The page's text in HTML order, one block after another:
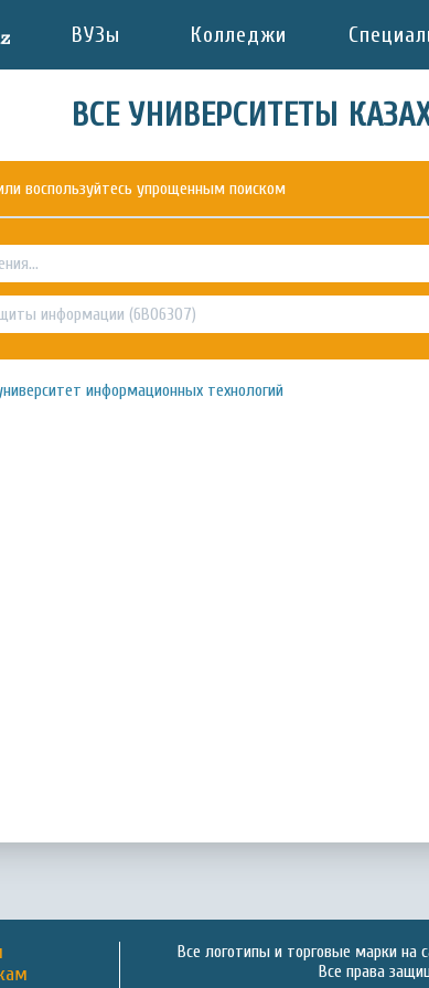
ВУЗы Колледжи
ВСЕ УНИВЕРСИТЕТЫ
воспользуйтесь упрощенным поиском
информационных технологий
Все логотипы и торговые марки на
Все права